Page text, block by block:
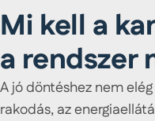
Mi kell a
a rendszer
A jó döntéshez nem
rakodás, az